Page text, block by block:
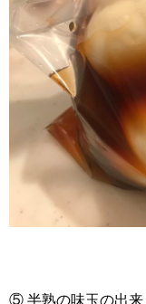
⑤ 半熟の味玉の出来